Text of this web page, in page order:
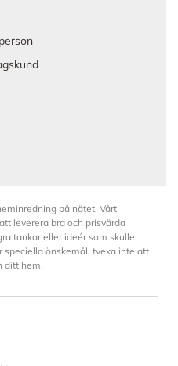
på nätet. Vårt
leverera bra och prisvärda
tankar eller ideér som skulle
speciella önskemål, tveka inte att
ditt hem.